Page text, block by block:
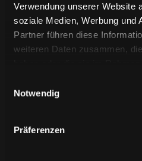
Verwendung unserer Website
soziale Medien, Werbung und
Partner führen diese
weiteren Daten zusammen,
Notwendig
Präferenzen